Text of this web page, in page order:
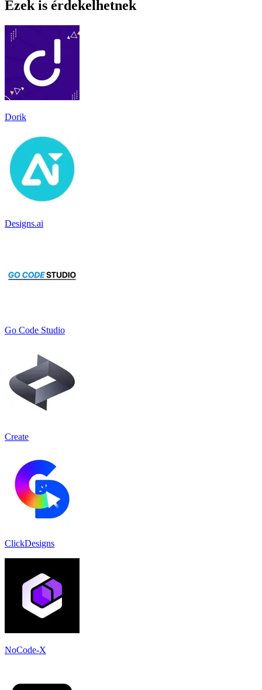
Ezek is érdekelhetnek
Dorik
Designs.ai
Go Code Studio
Create
ClickDesigns
NoCode-X